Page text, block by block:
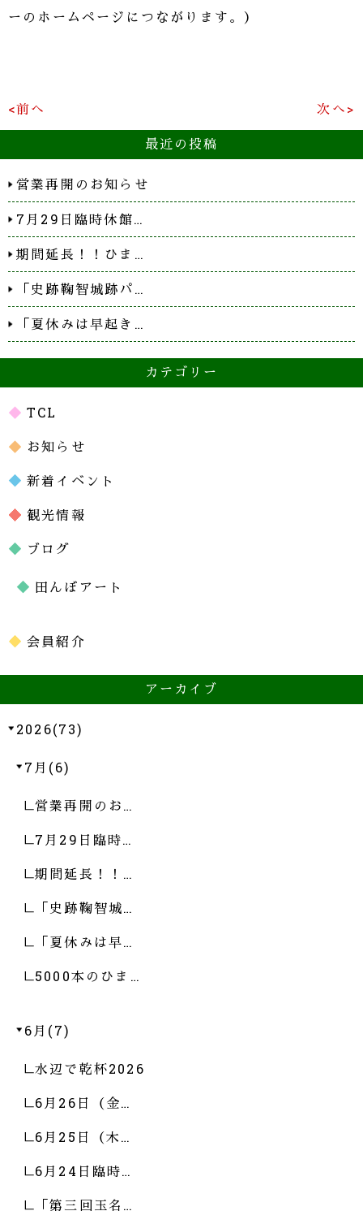
ーのホームページにつながります。）
<前へ 次へ>
最近の投稿
営業再開のお知らせ
7月29日臨時休館…
期間延長！！ひま…
「史跡鞠智城跡パ…
「夏休みは早起き…
カテゴリー
TCL
お知らせ
新着イベント
観光情報
ブログ
田んぼアート
会員紹介
アーカイブ
2026(73)
7月(6)
営業再開のお…
7月29日臨時…
期間延長！！…
「史跡鞠智城…
「夏休みは早…
5000本のひま…
6月(7)
水辺で乾杯2026
6月26日（金…
6月25日（木…
6月24日臨時…
「第三回玉名…